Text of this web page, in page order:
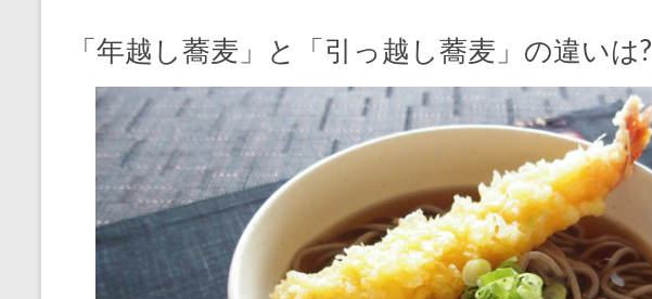
「年越し蕎麦」と「引っ越し蕎麦」の違いは?